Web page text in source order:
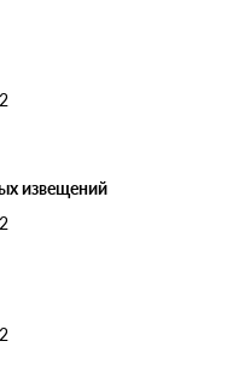
извещений